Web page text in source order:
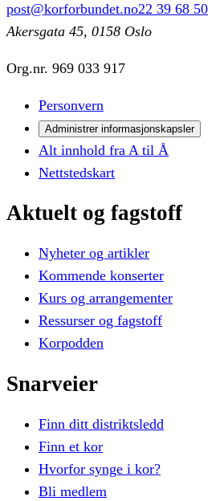
post@korforbundet.no22 39 68 50
Akersgata 45, 0158 Oslo
Org.nr. 969 033 917
Personvern
Administrer informasjonskapsler
Alt innhold fra A til Å
Nettstedskart
Aktuelt og fagstoff
Nyheter og artikler
Kommende konserter
Kurs og arrangementer
Ressurser og fagstoff
Korpodden
Snarveier
Finn ditt distriktsledd
Finn et kor
Hvorfor synge i kor?
Bli medlem